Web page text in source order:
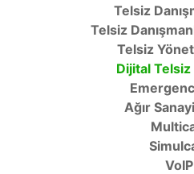
Telsiz
Telsiz
Telsiz
Dijital Telsiz
Ağır
VoIP